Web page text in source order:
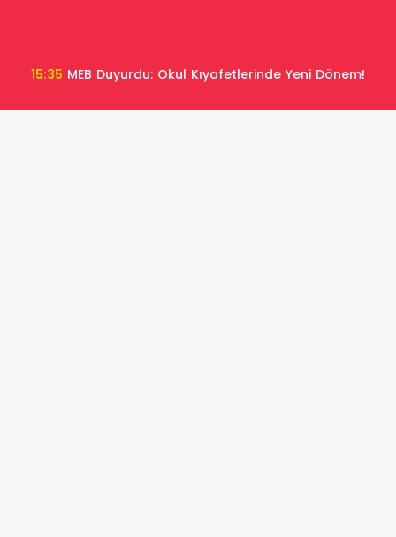
15:35 MEB Duyurdu: Okul Kıyafetlerinde Yeni Dönem!